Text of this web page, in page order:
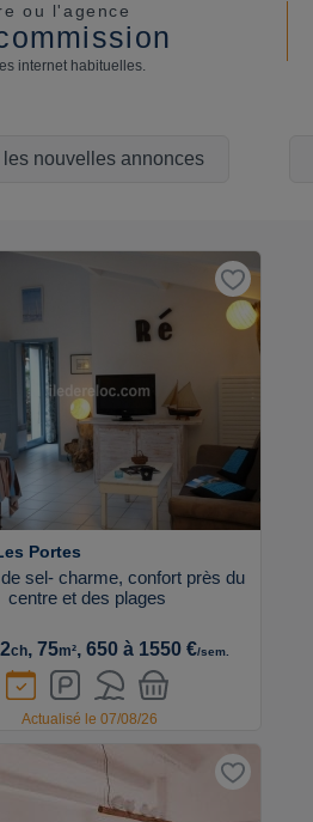
ou l'agence
internet habituelles.
les nouvelles annonces
Portes
sel- charme, confort près du
centre et des plages
ch, 75m², 650 à 1550 €/sem.
Actualisé le 07/08/26